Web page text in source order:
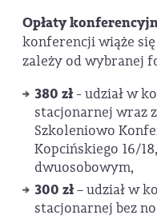
Opłaty
konferencji wiąże
zależy od wybranej
380 zł- udział w
stacjonarnej wraz
Szkoleniowo
Kopcińskiego 16/
dwuosobowym,
300 zł– udział w
stacjonarnej bez